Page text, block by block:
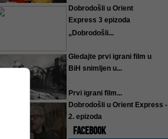
Dobrodošli u Orient
Express 3 epizoda
„Dobrodošli...
Gledajte prvi igrani film u
BiH snimljen u...
Prvi igrani film...
Dobrodošli u Orient Express -
2. epizoda
FACEBOOK